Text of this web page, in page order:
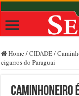
Home /CIDADE/
cigarros do Paraguai
Caminhoneiro